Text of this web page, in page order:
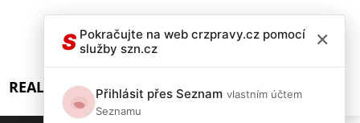
REALITY SHOW
S Pokračujte na web crzpravy.cz pomocí
služby szn.cz
×
Přihlásit přes Seznam vlastním účtem
Seznamu